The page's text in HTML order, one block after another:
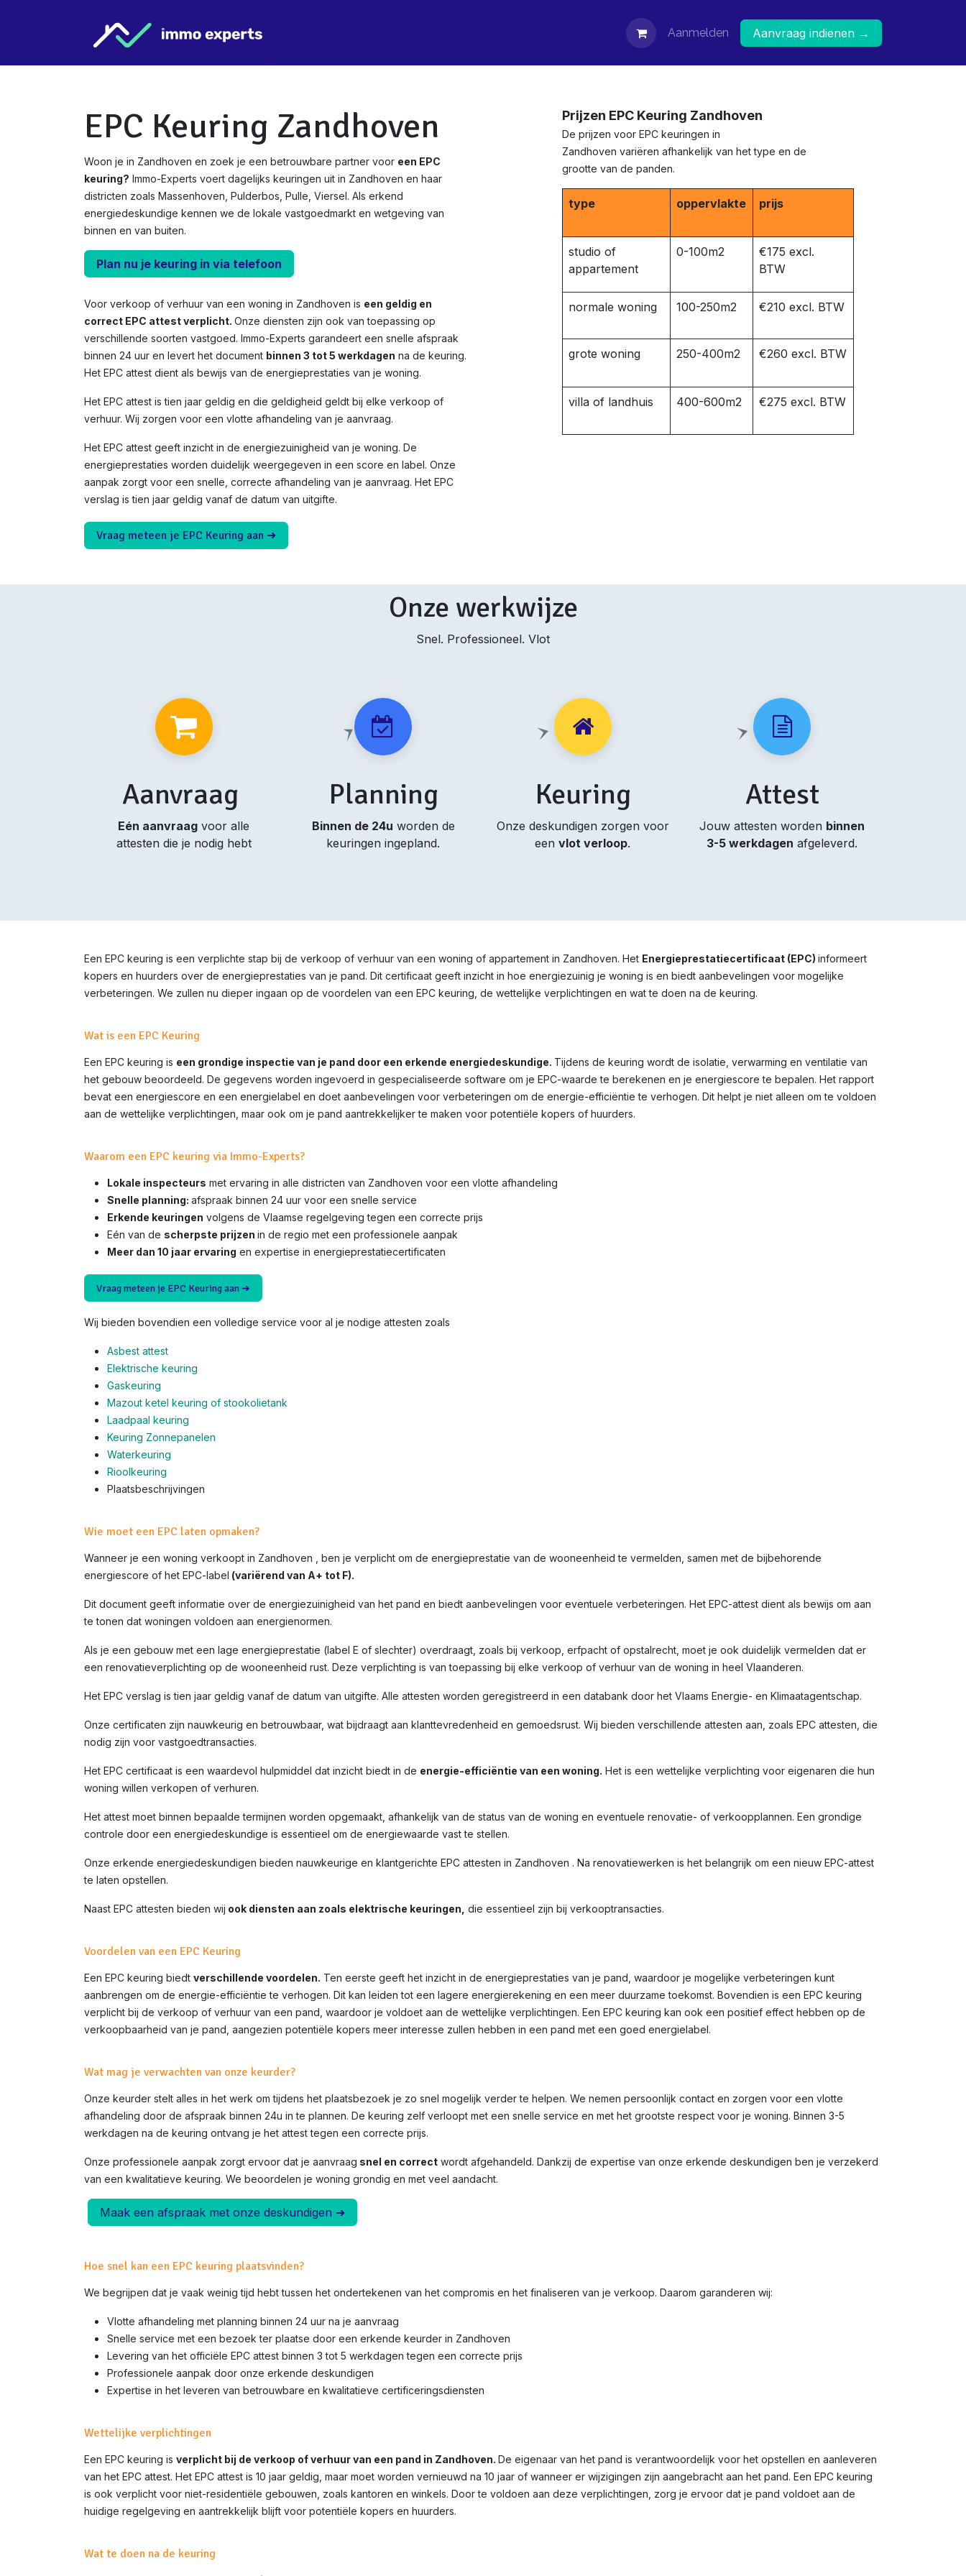
Contact Aanmelden Aanvraag indienen →
EPC Keuring Zandhoven
Woon je in Zandhoven en zoek je een betrouwbare partner voor een EPC
keuring? Immo-Experts voert dagelijks keuringen uit in Zandhoven en haar
districten zoals Massenhoven, Pulderbos, Pulle, Viersel. Als erkend
energiedeskundige kennen we de lokale vastgoedmarkt en wetgeving van
binnen en van buiten.
Plan nu je keuring in via telefoon
Voor verkoop of verhuur van een woning in Zandhoven is een geldig en
correct EPC attest verplicht. Onze diensten zijn ook van toepassing op
verschillende soorten vastgoed. Immo-Experts garandeert een snelle afspraak
binnen 24 uur en levert het document binnen 3 tot 5 werkdagen na de keuring.
Het EPC attest dient als bewijs van de energieprestaties van je woning.
Het EPC attest is tien jaar geldig en die geldigheid geldt bij elke verkoop of
verhuur. Wij zorgen voor een vlotte afhandeling van je aanvraag.
Het EPC attest geeft inzicht in de energiezuinigheid van je woning. De
energieprestaties worden duidelijk weergegeven in een score en label. Onze
aanpak zorgt voor een snelle, correcte afhandeling van je aanvraag. Het EPC
verslag is tien jaar geldig vanaf de datum van uitgifte.
Vraag meteen je EPC Keuring aan ➜
Prijzen EPC Keuring Zandhoven
De prijzen voor EPC keuringen in
Zandhoven variëren afhankelijk van het type en de
grootte van de panden.
type oppervlakte prijs
studio of
appartement
0-100m2
€175 excl.
BTW
normale woning 100-250m2 €210 excl. BTW
grote woning 250-400m2 €260 excl. BTW
villa of landhuis 400-600m2 €275 excl. BTW
Onze werkwijze
Snel. Professioneel. Vlot
Aanvraag
Eén aanvraag voor alle
attesten die je nodig hebt
Planning
Binnen de 24u worden de
keuringen ingepland.
Keuring
Onze deskundigen zorgen voor
eenvlot verloop.
Attest
Jouw attesten worden binnen
3-5 werkdagen afgeleverd.
Een EPC keuring is een verplichte stap bij de verkoop of verhuur van een woning of appartement in Zandhoven. Het Energieprestatiecertificaat (EPC) informeert
kopers en huurders over de energieprestaties van je pand. Dit certificaat geeft inzicht in hoe energiezuinig je woning is en biedt aanbevelingen voor mogelijke
verbeteringen. We zullen nu dieper ingaan op de voordelen van een EPC keuring, de wettelijke verplichtingen en wat te doen na de keuring.
Wat is een EPC Keuring
Een EPC keuring is een grondige inspectie van je pand door een erkende energiedeskundige. Tijdens de keuring wordt de isolatie, verwarming en ventilatie van
het gebouw beoordeeld. De gegevens worden ingevoerd in gespecialiseerde software om je EPC-waarde te berekenen en je energiescore te bepalen. Het rapport
bevat een energiescore en een energielabel en doet aanbevelingen voor verbeteringen om de energie-efficiëntie te verhogen. Dit helpt je niet alleen om te voldoen
aan de wettelijke verplichtingen, maar ook om je pand aantrekkelijker te maken voor potentiële kopers of huurders.
Waarom een EPC keuring via Immo-Experts?
Lokale inspecteurs met ervaring in alle districten van Zandhoven voor een vlotte afhandeling
Snelle planning: afspraak binnen 24 uur voor een snelle service
Erkende keuringen volgens de Vlaamse regelgeving tegen een correcte prijs
Eén van de scherpste prijzen in de regio met een professionele aanpak
Meer dan 10 jaar ervaring en expertise in energieprestatiecertificaten
Vraag meteen je EPC Keuring aan ➜
Wij bieden bovendien een volledige service voor al je nodige attesten zoals
Asbest attest
Elektrische keuring
Gaskeuring
Mazout ketel keuring of stookolietank
Laadpaal keuring
Keuring Zonnepanelen
Waterkeuring
Rioolkeuring
Plaatsbeschrijvingen
Wie moet een EPC laten opmaken?
Wanneer je een woning verkoopt in Zandhoven , ben je verplicht om de energieprestatie van de wooneenheid te vermelden, samen met de bijbehorende
energiescore of het EPC-label (variërend van A+ tot F).
Dit document geeft informatie over de energiezuinigheid van het pand en biedt aanbevelingen voor eventuele verbeteringen. Het EPC-attest dient als bewijs om aan
te tonen dat woningen voldoen aan energienormen.
Als je een gebouw met een lage energieprestatie (label E of slechter) overdraagt, zoals bij verkoop, erfpacht of opstalrecht, moet je ook duidelijk vermelden dat er
een renovatieverplichting op de wooneenheid rust. Deze verplichting is van toepassing bij elke verkoop of verhuur van de woning in heel Vlaanderen.
Het EPC verslag is tien jaar geldig vanaf de datum van uitgifte. Alle attesten worden geregistreerd in een databank door het Vlaams Energie- en Klimaatagentschap.
Onze certificaten zijn nauwkeurig en betrouwbaar, wat bijdraagt aan klanttevredenheid en gemoedsrust. Wij bieden verschillende attesten aan, zoals EPC attesten, die
nodig zijn voor vastgoedtransacties.
Het EPC certificaat is een waardevol hulpmiddel dat inzicht biedt in de energie-efficiëntie van een woning. Het is een wettelijke verplichting voor eigenaren die hun
woning willen verkopen of verhuren.
Het attest moet binnen bepaalde termijnen worden opgemaakt, afhankelijk van de status van de woning en eventuele renovatie- of verkoopplannen. Een grondige
controle door een energiedeskundige is essentieel om de energiewaarde vast te stellen.
Onze erkende energiedeskundigen bieden nauwkeurige en klantgerichte EPC attesten in Zandhoven . Na renovatiewerken is het belangrijk om een nieuw EPC-attest
te laten opstellen.
Naast EPC attesten bieden wij ook diensten aan zoals elektrische keuringen, die essentieel zijn bij verkooptransacties.
Voordelen van een EPC Keuring
Een EPC keuring biedt verschillende voordelen. Ten eerste geeft het inzicht in de energieprestaties van je pand, waardoor je mogelijke verbeteringen kunt
aanbrengen om de energie-efficiëntie te verhogen. Dit kan leiden tot een lagere energierekening en een meer duurzame toekomst. Bovendien is een EPC keuring
verplicht bij de verkoop of verhuur van een pand, waardoor je voldoet aan de wettelijke verplichtingen. Een EPC keuring kan ook een positief effect hebben op de
verkoopbaarheid van je pand, aangezien potentiële kopers meer interesse zullen hebben in een pand met een goed energielabel.
Wat mag je verwachten van onze keurder?
Onze keurder stelt alles in het werk om tijdens het plaatsbezoek je zo snel mogelijk verder te helpen. We nemen persoonlijk contact en zorgen voor een vlotte
afhandeling door de afspraak binnen 24u in te plannen. De keuring zelf verloopt met een snelle service en met het grootste respect voor je woning. Binnen 3-5
werkdagen na de keuring ontvang je het attest tegen een correcte prijs.
Onze professionele aanpak zorgt ervoor dat je aanvraag snel en correct wordt afgehandeld. Dankzij de expertise van onze erkende deskundigen ben je verzekerd
van een kwalitatieve keuring. We beoordelen je woning grondig en met veel aandacht.
Maak een afspraak met onze deskundigen ➜
Hoe snel kan een EPC keuring plaatsvinden?
We begrijpen dat je vaak weinig tijd hebt tussen het ondertekenen van het compromis en het finaliseren van je verkoop. Daarom garanderen wij:
Vlotte afhandeling met planning binnen 24 uur na je aanvraag
Snelle service met een bezoek ter plaatse door een erkende keurder in Zandhoven
Levering van het officiële EPC attest binnen 3 tot 5 werkdagen tegen een correcte prijs
Professionele aanpak door onze erkende deskundigen
Expertise in het leveren van betrouwbare en kwalitatieve certificeringsdiensten
Wettelijke verplichtingen
Een EPC keuring is verplicht bij de verkoop of verhuur van een pand in Zandhoven. De eigenaar van het pand is verantwoordelijk voor het opstellen en aanleveren
van het EPC attest. Het EPC attest is 10 jaar geldig, maar moet worden vernieuwd na 10 jaar of wanneer er wijzigingen zijn aangebracht aan het pand. Een EPC keuring
is ook verplicht voor niet-residentiële gebouwen, zoals kantoren en winkels. Door te voldoen aan deze verplichtingen, zorg je ervoor dat je pand voldoet aan de
huidige regelgeving en aantrekkelijk blijft voor potentiële kopers en huurders.
Wat te doen na de keuring